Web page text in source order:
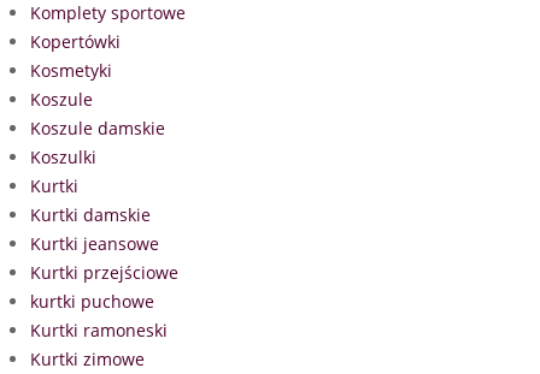
Komplety sportowe
Kopertówki
Kosmetyki
Koszule
Koszule damskie
Koszulki
Kurtki
Kurtki damskie
Kurtki jeansowe
Kurtki przejściowe
kurtki puchowe
Kurtki ramoneski
Kurtki zimowe